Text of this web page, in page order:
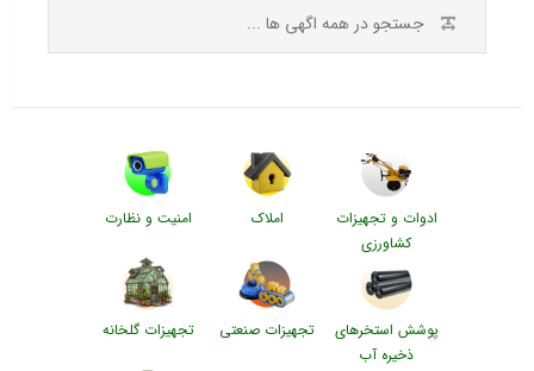
ادوات و تجهیزات
کشاورزی
املاک امنیت و نظارت
پوشش استخرهای
ذخیره آب
تجهیزات صنعتی تجهیزات گلخانه